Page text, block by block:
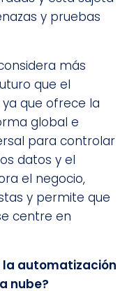
y pruebas
más
que el
que ofrece la
global e
para controlar
datos y el
el negocio,
y permite que
centre en
la automatización
nube?